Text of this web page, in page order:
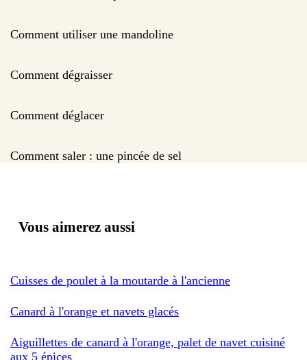
Comment utiliser une mandoline
Comment dégraisser
Comment déglacer
Comment saler : une pincée de sel
Vous aimerez aussi
Cuisses de poulet à la moutarde à l'ancienne
Canard à l'orange et navets glacés
Aiguillettes de canard à l'orange, palet de navet cuisiné
aux 5 épices